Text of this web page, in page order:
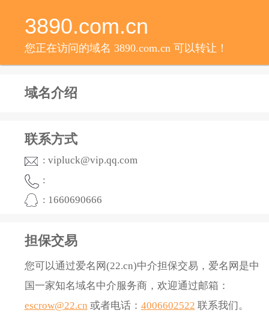
3890.com.cn
您正在访问的域名 3890.com.cn 可以转让！
域名介绍
联系方式
: vipluck@vip.qq.com
:
: 1660690666
担保交易
您可以通过爱名网(22.cn)中介担保交易，爱名网是中
国一家知名域名中介服务商，欢迎通过邮箱：
escrow@22.cn 或者电话： 4006602522 联系我们。